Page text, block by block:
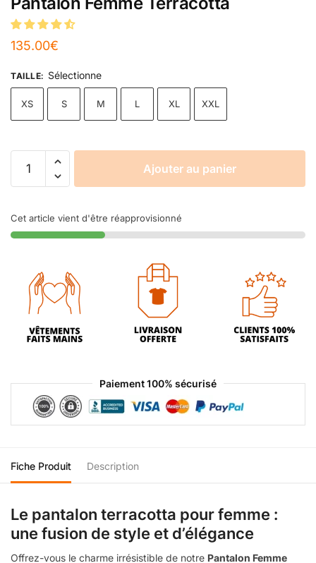
135.00€
TAILLE: Sélectionne
XS S M L XL XXL
Ajouter au panier
Cet article vient d'être réapprovisionné
Paiement 100% sécurisé
Fiche Produit Description
Le pantalon terracotta pour femme :
une fusion de style et d’élégance
Offrez-vous le charme irrésistible de notre Pantalon Femme